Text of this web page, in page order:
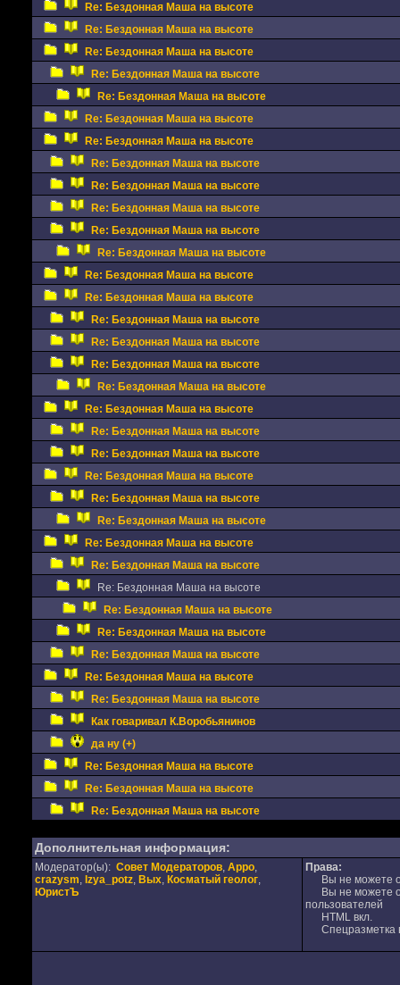
Re: Бездонная Маша на высоте
Re: Бездонная Маша на высоте
Re: Бездонная Маша на высоте
Re: Бездонная Маша на высоте
Re: Бездонная Маша на высоте
Re: Бездонная Маша на высоте
Re: Бездонная Маша на высоте
Re: Бездонная Маша на высоте
Re: Бездонная Маша на высоте
Re: Бездонная Маша на высоте
Re: Бездонная Маша на высоте
Re: Бездонная Маша на высоте
Re: Бездонная Маша на высоте
Re: Бездонная Маша на высоте
Re: Бездонная Маша на высоте
Re: Бездонная Маша на высоте
Re: Бездонная Маша на высоте
Re: Бездонная Маша на высоте
Re: Бездонная Маша на высоте
Re: Бездонная Маша на высоте
Re: Бездонная Маша на высоте
Re: Бездонная Маша на высоте
Re: Бездонная Маша на высоте
Re: Бездонная Маша на высоте
Re: Бездонная Маша на высоте
Re: Бездонная Маша на высоте
Re: Бездонная Маша на высоте
Re: Бездонная Маша на высоте
Re: Бездонная Маша на высоте
Re: Бездонная Маша на высоте
Re: Бездонная Маша на высоте
Re: Бездонная Маша на высоте
Как говаривал К.Воробьянинов
да ну (+)
Re: Бездонная Маша на высоте
Re: Бездонная Маша на высоте
Re: Бездонная Маша на высоте
Дополнительная информация:
Модератор(ы): Совет Модераторов, Appo,
crazysm, Izya_potz, Вых, Косматый геолог,
ЮристЪ
Права:
Вы не можете
Вы не можете
пользователей
HTML вкл.
Спецразметка